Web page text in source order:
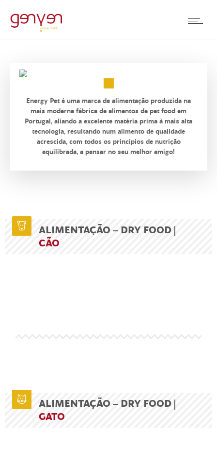
Energy Pet é uma marca de alimentação produzida na
mais moderna fábrica de alimentos de pet food em
Portugal, aliando a excelente matéria prima à mais alta
tecnologia, resultando num alimento de qualidade
acrescida, com todos os princípios de nutrição
equilibrada, a pensar no seu melhor amigo!
ALIMENTAÇÃO – DRY FOOD |
CÃO
ALIMENTAÇÃO – DRY FOOD |
GATO